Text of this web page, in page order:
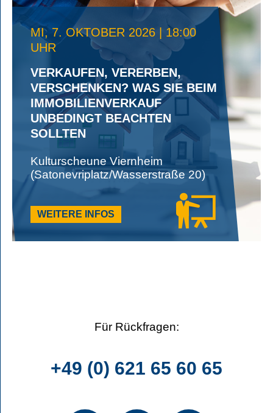
MI, 7. OKTOBER 2026 | 18:00
UHR
VERKAUFEN, VERERBEN,
VERSCHENKEN? WAS SIE BEIM
IMMOBILIENVERKAUF
UNBEDINGT BEACHTEN
SOLLTEN
Kulturscheune Viernheim
(Satonevriplatz/Wasserstraße 20)
WEITERE INFOS
Für Rückfragen:
+49 (0) 621 65 60 65